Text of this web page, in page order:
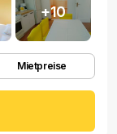
+10
Mietpreise